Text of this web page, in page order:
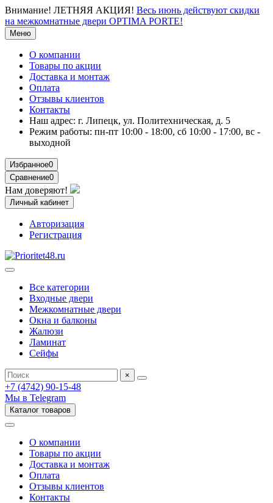
Внимание! ЛЕТНЯЯ АКЦИЯ! Весь июнь действуют скидки
на межкомнатные двери OPTIMA PORTE!
Меню
О компании
Товары по акции
Доставка и монтаж
Оплата
Отзывы клиентов
Контакты
Наш адрес: г. Липецк, ул. Политехническая, д. 5
Режим работы: пн-пт 10:00 - 18:00, сб 10:00 - 17:00, вс -
выходной
Избранное0
Сравнение0
Нам доверяют!
Личный кабинет
Авторизация
Регистрация
Все категории
Входные двери
Межкомнатные двери
Окна и балконы
Жалюзи
Ламинат
Сейфы
×
+7 (4742) 90-15-48
Мы в Telegram
Каталог товаров
О компании
Товары по акции
Доставка и монтаж
Оплата
Отзывы клиентов
Контакты